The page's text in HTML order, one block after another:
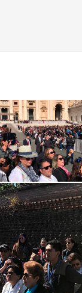
con
es una
. Excelentes
y...